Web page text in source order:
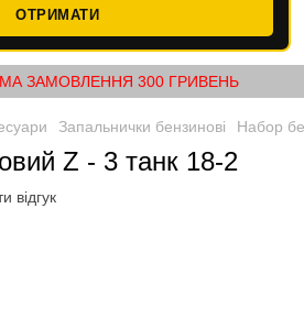
ОТРИМАТИ
ЗАМОВЛЕННЯ 300 ГРИВЕНЬ
Запальнички бензинові Набор
Z - 3 танк 18-2
відгук